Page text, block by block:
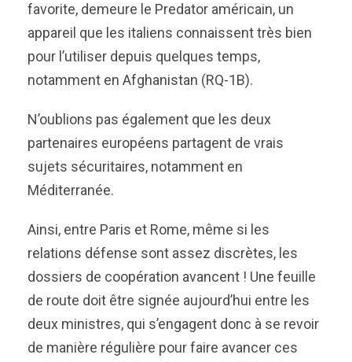
favorite, demeure le Predator américain, un
appareil que les italiens connaissent très bien
pour l’utiliser depuis quelques temps,
notamment en Afghanistan (RQ-1B).
N’oublions pas également que les deux
partenaires européens partagent de vrais
sujets sécuritaires, notamment en
Méditerranée.
Ainsi, entre Paris et Rome, même si les
relations défense sont assez discrètes, les
dossiers de coopération avancent ! Une feuille
de route doit être signée aujourd’hui entre les
deux ministres, qui s’engagent donc à se revoir
de manière régulière pour faire avancer ces